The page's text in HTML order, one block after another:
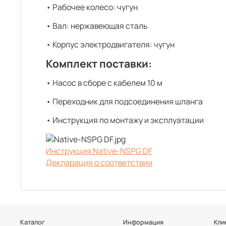
• Рабочее колесо: чугун
• Вал: нержавеющая сталь
• Корпус электродвигателя: чугун
Комплект поставки:
• Насос в сборе с кабелем 10 м
• Переходник для подсоединения шланга
• Инструкция по монтажу и эксплуатации
Инструкция Native-NSPG DF
Декларация о соответствии
Каталог Информация